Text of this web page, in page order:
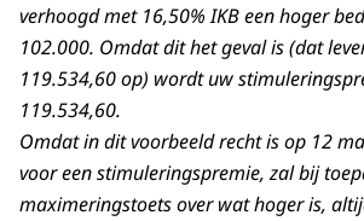
verhoogd met 16,50% IKB een hoger
102.000. Omdat dit het geval is (dat
119.534,60 op) wordt uw
119.534,60.
Omdat in dit voorbeeld recht is op 12
voor een stimuleringspremie, zal bij
maximeringstoets over wat hoger is,